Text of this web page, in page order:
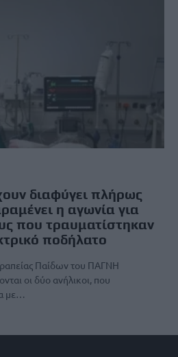
διαφύγει πλήρως
η αγωνία για
που τραυματίστηκαν
ποδήλατο
Παίδων του ΠΑΓΝΗ
οι δύο ανήλικοι, που
με…